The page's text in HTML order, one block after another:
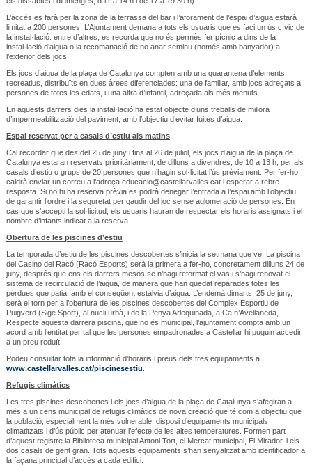
L’accés es farà per la zona de la terrassa del bar i l’aforament de l’espai d’aigua estarà
limitat a 200 persones. L’Ajuntament demana a tots els usuaris que es faci un ús cívic de
la instal·lació: entre d’altres, es recorda que no és permès fer pícnic a dins de la
instal·lació d’aigua o la recomanació de no anar seminu (només amb banyador) a
l’exterior dels jocs.
Els jocs d’aigua de la plaça de Catalunya compten amb una quarantena d’elements
recreatius, distribuïts en dues àrees diferenciades: una de familiar, amb jocs adreçats a
persones de totes les edats, i una altra d’infantil, adreçada als més menuts.
En aquests darrers dies la instal·lació ha estat objecte d’uns treballs de millora
d’impermeabilització del paviment, amb l’objectiu d’evitar fuites d’aigua.
Espai reservat per a casals d’estiu als matins
Cal recordar que des del 25 de juny i fins al 26 de juliol, els jocs d’aigua de la plaça de
Catalunya estaran reservats prioritàriament, de dilluns a divendres, de 10 a 13 h, per als
casals d’estiu o grups de 20 persones que n’hagin sol·licitat l’ús prèviament. Per fer-ho
caldrà enviar un correu a l’adreça educacio@castellarvalles.cat i esperar a rebre
resposta. Si no hi ha reserva prèvia es podrà denegar l’entrada a l’espai amb l’objectiu
de garantir l’ordre i la seguretat per gaudir del joc sense aglomeració de persones. En
cas que s’accepti la sol·licitud, els usuaris hauran de respectar els horaris assignats i el
nombre d’infants indicat a la reserva.
Obertura de les piscines d’estiu
La temporada d’estiu de les piscines descobertes s’inicia la setmana que ve. La piscina
del Casino del Racó (Racó Esports) serà la primera a fer-ho, concretament dilluns 24 de
juny, després que ens els darrers mesos se n’hagi reformat el vas i s’hagi renovat el
sistema de recirculació de l’aigua, de manera que han quedat reparades totes les
pèrdues que patia, amb el conseqüent estalvia d’aigua. L’endemà dimarts, 25 de juny,
serà el torn per a l’obertura de les piscines descobertes del Complex Esportiu de
Puigverd (Sige Sport), al nucli urbà, i de la Penya Arlequinada, a Ca n’Avellaneda,.
Respecte aquesta darrera piscina, que no és municipal, l’ajuntament compta amb un
acord amb l’entitat per tal que les persones empadronades a Castellar hi puguin accedir
a un preu reduït.
Podeu consultar tota la informació d’horaris i preus dels tres equipaments a
www.castellarvalles.cat/piscinesestiu
Refugis climàtics
Les tres piscines descobertes i els jocs d’aigua de la plaça de Catalunya s’afegiran a
més a un cens municipal de refugis climàtics de nova creació que té com a objectiu que
la població, especialment la més vulnerable, disposi d’equipaments municipals
climatitzats i d’ús públic per atenuar l’efecte de les altes temperatures. Formen part
d’aquest registre la Biblioteca municipal Antoni Tort, el Mercat municipal, El Mirador, i els
dos casals de gent gran. Tots aquests equipaments s’han senyalitzat amb identificador a
la façana principal d’accés a cada edifici.